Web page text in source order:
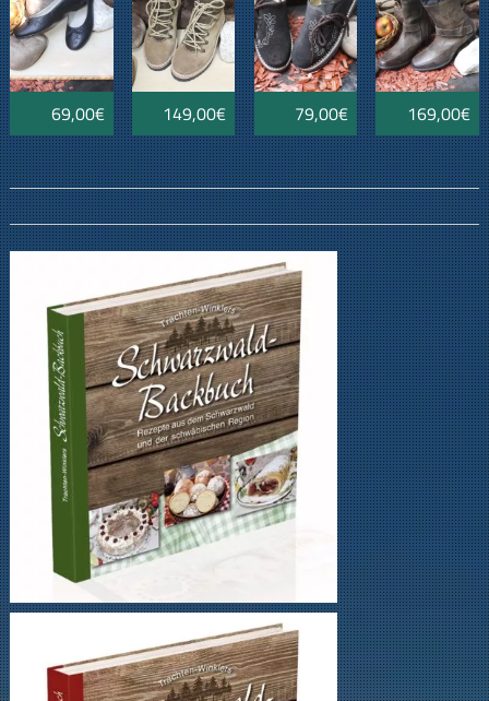
69,00€ 149,00€ 79,00€ 169,00€